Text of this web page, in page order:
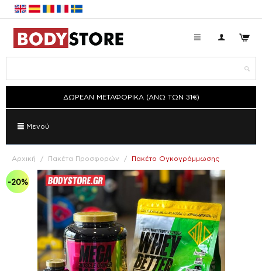
ΔΩΡΕΑΝ ΜΕΤΑΦΟΡΙΚΑ (ΑΝΩ ΤΩΝ 31€)
Μενού
Αρχική / Πακέτα Προσφορών / Πακέτο Ογκογράμμωσης
-20%